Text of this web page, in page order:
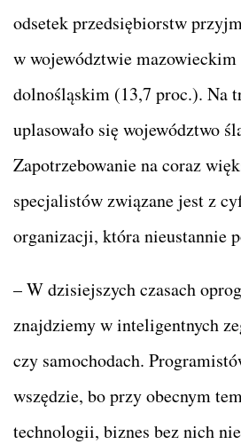
odsetek przedsiębiorstw
w województwie
dolnośląskim (13,7 proc.). Na
uplasowało się województwo
Zapotrzebowanie na coraz
specjalistów związane jest z
organizacji, która nieustannie
– W dzisiejszych czasach
znajdziemy w inteligentnych
czy samochodach.
wszędzie, bo przy obecnym
technologii, biznes bez nich